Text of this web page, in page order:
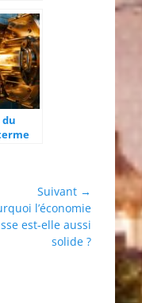
du
Suivant →
:
l’économie
est-elle aussi
solide ?